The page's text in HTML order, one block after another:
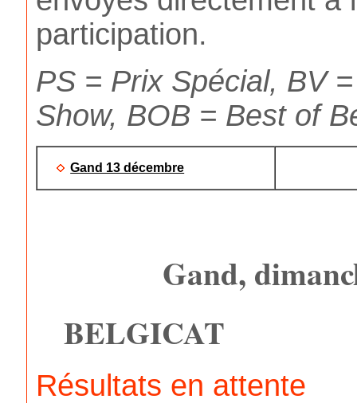
participation.
PS = Prix Spécial, BV
Show, BOB = Best of
Gand 13 décembre
Gand,
BELGICAT
Résultats en attente